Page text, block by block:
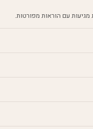
עם הוראות מפורטות.